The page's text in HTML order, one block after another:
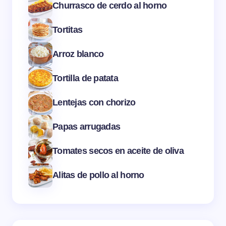
Churrasco de cerdo al horno
Tortitas
Arroz blanco
Tortilla de patata
Lentejas con chorizo
Papas arrugadas
Tomates secos en aceite de oliva
Alitas de pollo al horno